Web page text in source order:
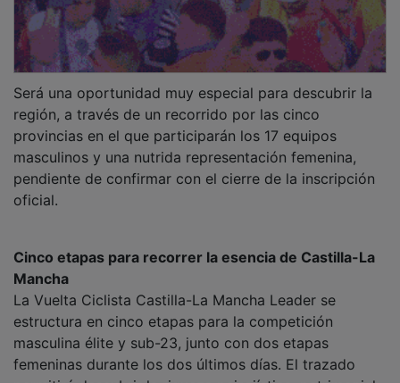
región, a través de un recorrido por las cinco
provincias en el que participarán los 17 equipos
masculinos y una nutrida representación femenina,
pendiente de confirmar con el cierre de la inscripción
oficial.
Mancha
La Vuelta Ciclista Castilla-La Mancha Leader se
estructura en cinco etapas para la competición
masculina élite y sub-23, junto con dos etapas
femeninas durante los dos últimos días. El trazado
permitirá descubrir la riqueza paisajística, patrimonial